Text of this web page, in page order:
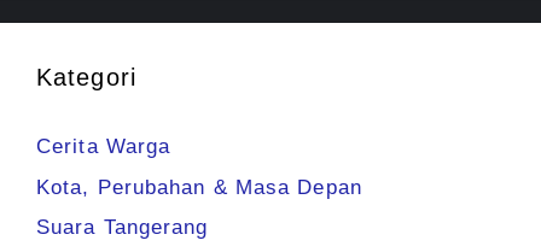
Kategori
Cerita Warga
Kota, Perubahan & Masa Depan
Suara Tangerang